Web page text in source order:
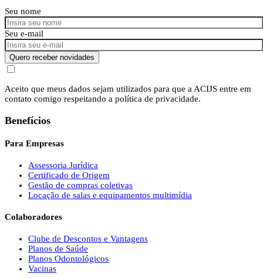
Seu nome
Seu e-mail
Quero receber novidades
Aceito que meus dados sejam utilizados para que a ACIJS entre em
contato comigo respeitando a política de privacidade.
Benefícios
Para Empresas
Assessoria Jurídica
Certificado de Origem
Gestão de compras coletivas
Locação de salas e equipamentos multimídia
Colaboradores
Clube de Descontos e Vantagens
Planos de Saúde
Planos Odontológicos
Vacinas